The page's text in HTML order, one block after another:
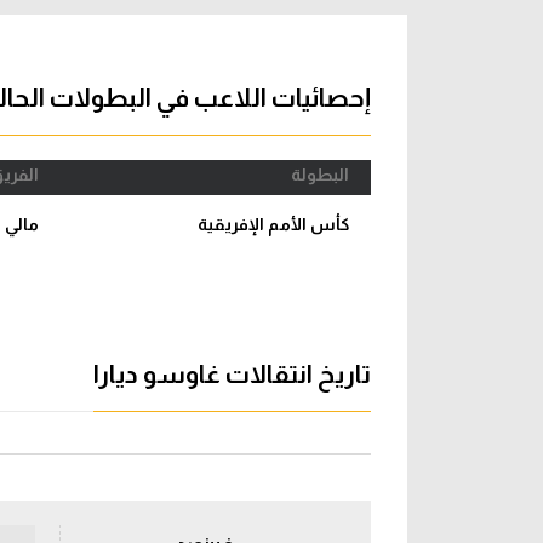
دوري إحصائيات اللاعب في البطولات
البطولة
كأس الأمم الإفريقية مالي
تاريخ انتقالات غاوسو ديارا